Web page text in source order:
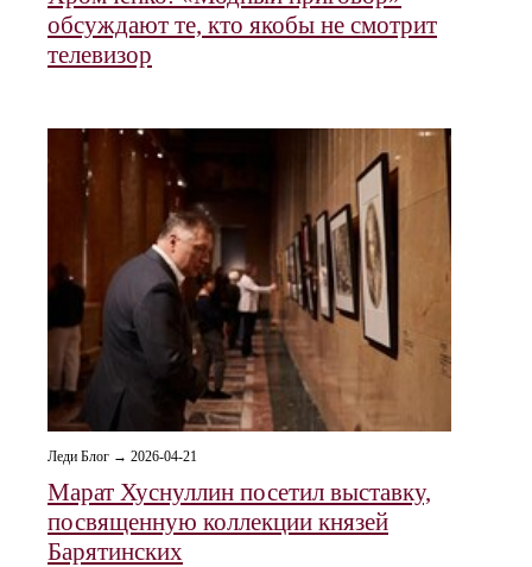
обсуждают те, кто якобы не смотрит
телевизор
Леди Блог → 2026-04-21
Марат Хуснуллин посетил выставку,
посвященную коллекции князей
Барятинских